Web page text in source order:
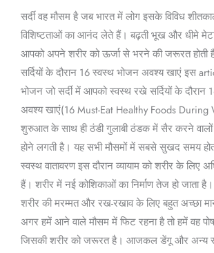
सर्दी वह मौसम है जब भारत में लोग इसके विविध
विशिष्टताओं का आनंद लेते हैं। बढ़ती भूख और धीमे
आपको अपने शरीर को ऊर्जा से भरने की जरूरत
सर्दियों के दौरान 16 स्वस्थ भोजन अवश्य खाएं इस
भोजन जो सर्दी में आपको स्वस्थ रखे सर्दियों के दौरान
अवश्य खाएं(16 Must-Eat Healthy Foods During
शुरुआत के साथ ही ठंडी गुलाबी ठंडक में सैर करने वालों
होने लगती है। यह सभी मौसमों में सबसे सुखद समय
स्वस्थ वातावरण इस दौरान व्यायाम को शरीर के लिए
हैं। शरीर में नई कोशिकाओं का निर्माण तेज हो जाता है।
शरीर की मरम्मत और रख-रखाव के लिए बहुत अच्छा
अगर हमें आने वाले मौसम में फिट रहना है तो हमें वह
जिसकी शरीर को जरूरत है। आजकल डेंगू और अन्य
Healthy
Food
Essentials
During
Winter
in
Hindi)